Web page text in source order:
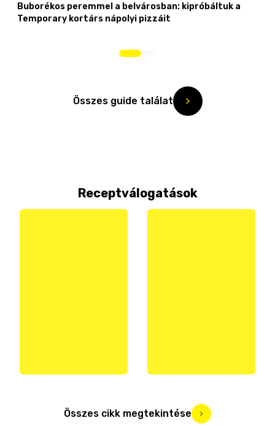
Buborékos peremmel a belvárosban: kipróbáltuk a
Temporary kortárs nápolyi pizzáit
Összes guide találat
Receptválogatások
Összes cikk megtekintése